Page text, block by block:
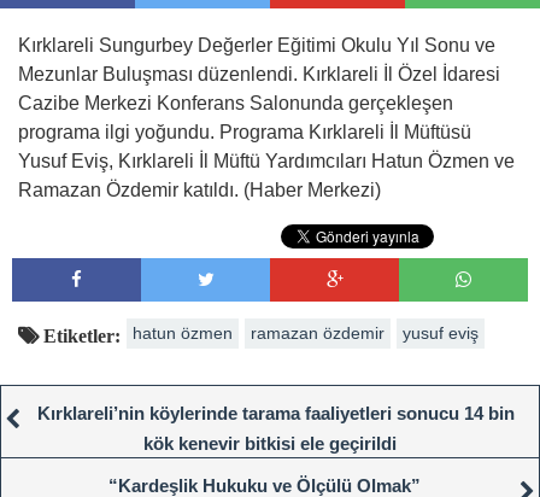
Kırklareli Sungurbey Değerler Eğitimi Okulu Yıl Sonu ve
Mezunlar Buluşması düzenlendi. Kırklareli İl Özel İdaresi
Cazibe Merkezi Konferans Salonunda gerçekleşen
programa ilgi yoğundu. Programa Kırklareli İl Müftüsü
Yusuf Eviş, Kırklareli İl Müftü Yardımcıları Hatun Özmen ve
Ramazan Özdemir katıldı. (Haber Merkezi)
Etiketler: hatun özmen ramazan özdemir yusuf eviş
Kırklareli’nin köylerinde tarama faaliyetleri sonucu 14 bin
kök kenevir bitkisi ele geçirildi
“Kardeşlik Hukuku ve Ölçülü Olmak”